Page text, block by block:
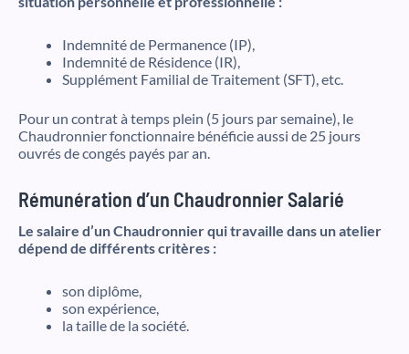
Indemnité de Permanence (IP),
Indemnité de Résidence (IR),
Supplément Familial de Traitement (SFT), etc.
Pour un contrat à temps plein (5 jours par semaine), le
Chaudronnier fonctionnaire bénéficie aussi de 25 jours
ouvrés de congés payés par an.
Rémunération d’un Chaudronnier Salarié
Le salaire d’un Chaudronnier qui travaille dans un atelier
dépend de différents critères :
son diplôme,
son expérience,
la taille de la société.